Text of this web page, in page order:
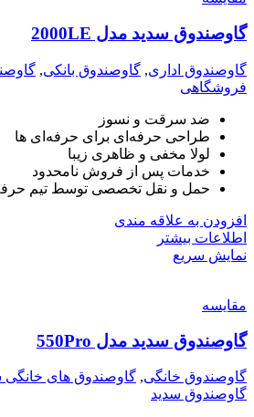
گاوصندوق سدید مدل 2000LE
گاوصندوق اداری, گاوصندوق بانکی,
فروشگاهی
ضد سرقت و نسوز
طراحی حرفه‌ای برای حرفه‌ای ها
لولا مخفی و ظاهری زیبا
خدمات پس از فروش نامحدود
حمل و نقل تخصصی توسط تیم
افزودن به علاقه مندی
اطلاعات بیشتر
نمایش سریع
مقايسه
گاوصندوق سدید مدل 550Pro
گاوصندوق خانگی, گاوصندوق های خانگی
گاوصندوق سدید